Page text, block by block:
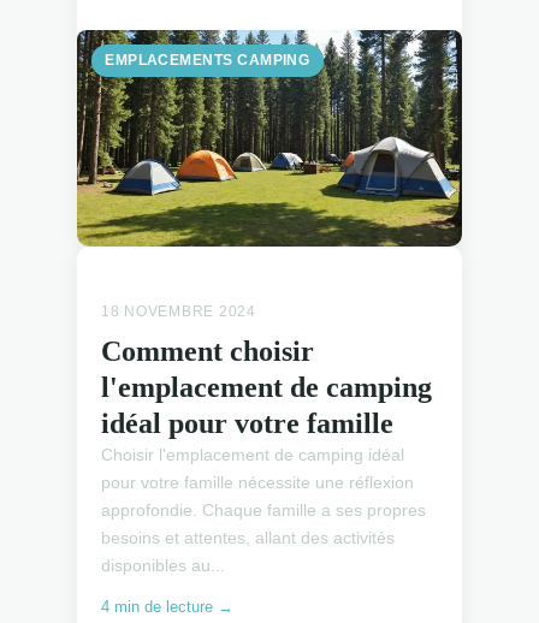
EMPLACEMENTS CAMPING
18 NOVEMBRE 2024
Comment choisir
l'emplacement de camping
idéal pour votre famille
Choisir l'emplacement de camping idéal
pour votre famille nécessite une réflexion
approfondie. Chaque famille a ses propres
besoins et attentes, allant des activités
disponibles au...
4 min de lecture →